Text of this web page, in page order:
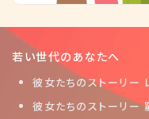
若い世代のあなたへ
彼女たちのストーリー
彼女たちのストーリー